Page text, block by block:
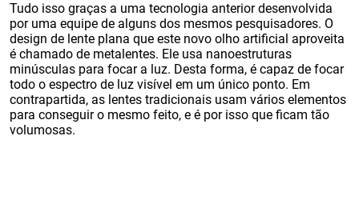
Tudo isso graças a uma tecnologia anterior desenvolvida
por uma equipe de alguns dos mesmos pesquisadores. O
design de lente plana que este novo olho artificial aproveita
é chamado de metalentes. Ele usa nanoestruturas
minúsculas para focar a luz. Desta forma, é capaz de focar
todo o espectro de luz visível em um único ponto. Em
contrapartida, as lentes tradicionais usam vários elementos
para conseguir o mesmo feito, e é por isso que ficam tão
volumosas.